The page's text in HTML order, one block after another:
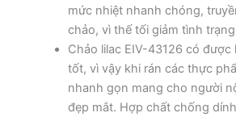
mức nhiệt nhanh chóng,
chảo, vì thế tối giảm tình
Chảo lilac EIV-43126 có
tốt, vì vậy khi rán các thực
nhanh gọn mang cho người
đẹp mắt. Hợp chất chống